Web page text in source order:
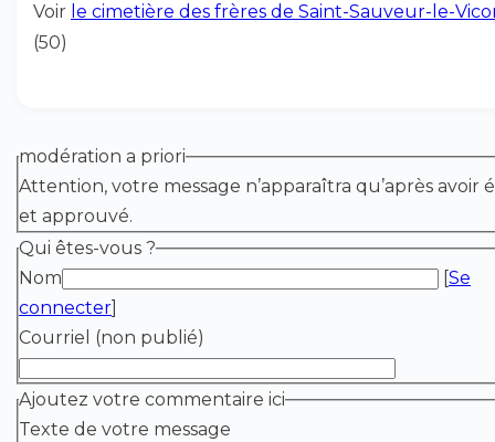
Voir le cimetière des frères de Saint-Sauveur-le-
(50)
modération a priori
Attention, votre message n’apparaîtra qu’après avoir
et approuvé.
Qui êtes-vous ?
Nom
[Se
connecter]
Courriel (non publié)
Ajoutez votre commentaire ici
Texte de votre message